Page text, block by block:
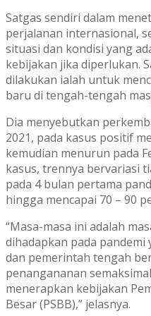
Satgas sendiri dalam
perjalanan internasional,
situasi dan kondisi yang
kebijakan jika diperlukan.
dilakukan ialah untuk
baru di tengah-tengah
Dia menyebutkan
2021, pada kasus positif
kemudian menurun pada
kasus, trennya bervariasi
pada 4 bulan pertama
hingga mencapai 70 – 90
“Masa-masa ini adalah
dihadapkan pada
dan pemerintah tengah
penangananan
menerapkan kebijakan
Besar (PSBB),” jelasnya.